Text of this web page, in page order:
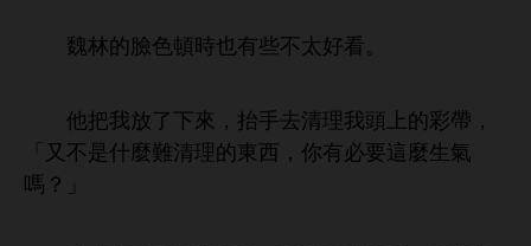
魏林 頓 也 些 太好 。
把 放 ，抬 清理
彩帶，
「又
什麼難清理 ， 必
麼
嗎？」